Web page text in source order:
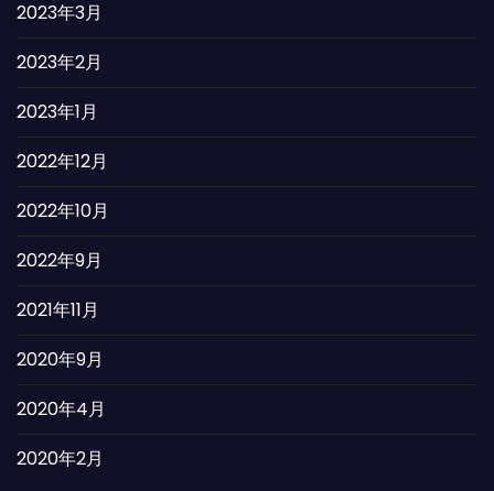
2023年3月
2023年2月
2023年1月
2022年12月
2022年10月
2022年9月
2021年11月
2020年9月
2020年4月
2020年2月